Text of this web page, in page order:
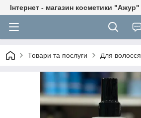
Інтернет - магазин косметики "Ажур"
Товари та послуги Для волосся